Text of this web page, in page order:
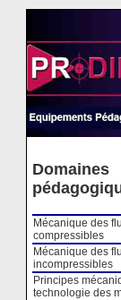
Domaines
Mécanique des
compressibles
Mécanique des
incompressibles
Principes
technologie des
Cookies management